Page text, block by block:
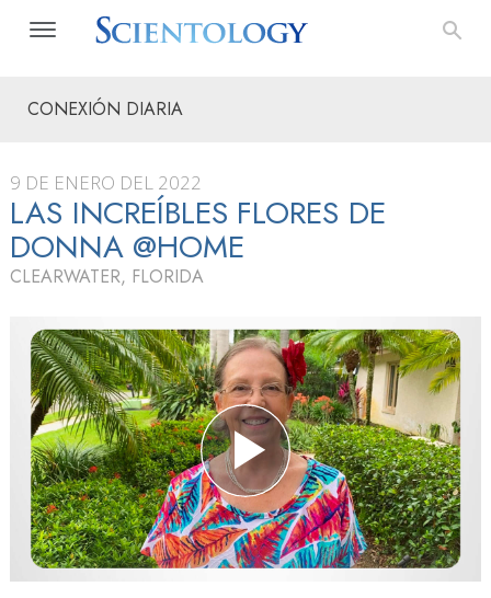
CONEXIÓN DIARIA
9 DE ENERO DEL 2022
LAS INCREÍBLES FLORES DE
DONNA @HOME
CLEARWATER, FLORIDA